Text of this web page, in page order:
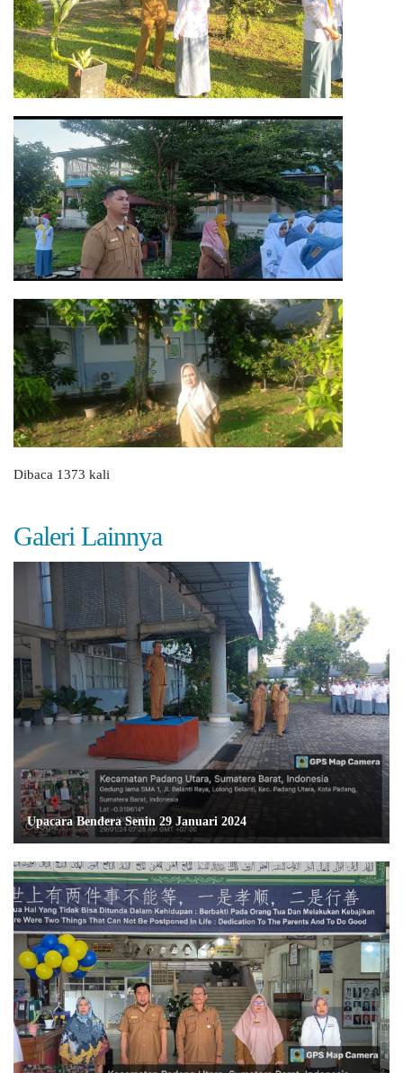
Dibaca 1373 kali
Galeri Lainnya
Upacara Bendera Senin 29 Januari 2024